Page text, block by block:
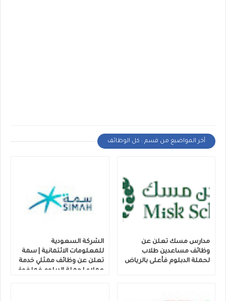
أخر المواضيع من قسم : كل الوظائف
مدارس مسك تعلن عن
وظائف مساعدين طلاب
لحملة الدبلوم فأعلى بالرياض
الشركة السعودية
للمعلومات الائتمانية | سمة
تعلن عن وظائف ممثلي خدمة
عملاء لحملة الدبلوم فما فوق